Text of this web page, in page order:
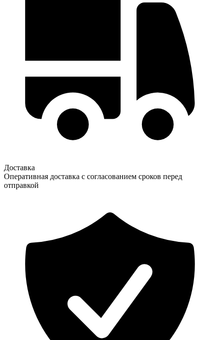
Доставка
Оперативная доставка с согласованием сроков перед
отправкой